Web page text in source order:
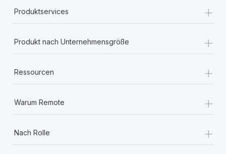
Produktservices +
Produkt nach Unternehmensgröße +
Ressourcen +
Warum Remote +
Nach Rolle
+